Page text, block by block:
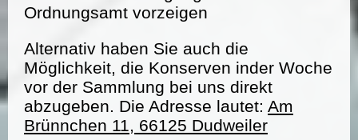
Ordnungsamt vorzeigen
Alternativ haben Sie auch die
Möglichkeit, die Konserven inder Woche
vor der Sammlung bei uns direkt
abzugeben. Die Adresse lautet: Am
Brünnchen 11, 66125 Dudweiler